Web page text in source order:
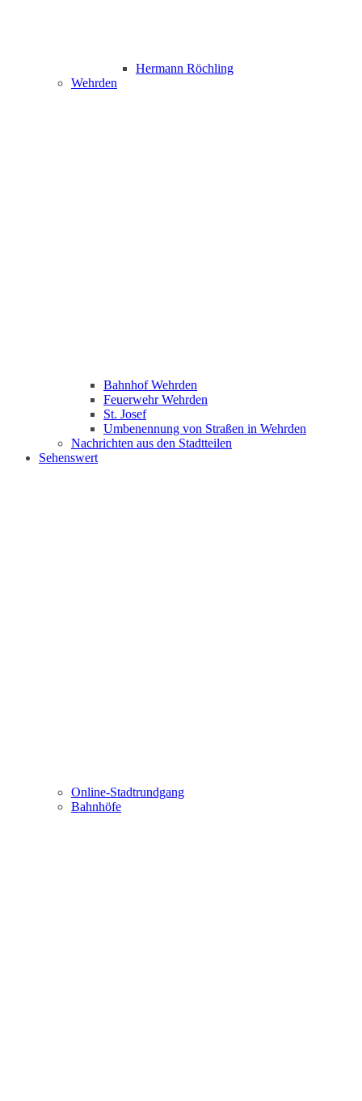
Hermann Röchling
Wehrden
Bahnhof Wehrden
Feuerwehr Wehrden
St. Josef
Umbenennung von Straßen in Wehrden
Nachrichten aus den Stadtteilen
Sehenswert
Online-Stadtrundgang
Bahnhöfe